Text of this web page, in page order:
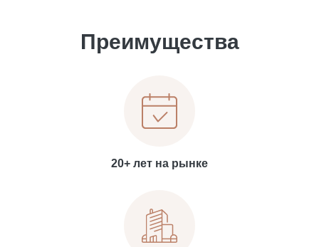
Преимущества
20+ лет на рынке